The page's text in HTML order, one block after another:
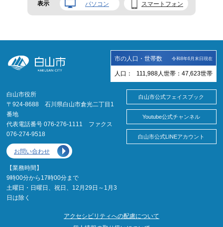
表示 パソコン スマートフォン
市の人口・世帯数 令和8年6月末日現在
人口： 111,988 人 世帯： 47,623世帯
白山市役所
〒924-8688 石川県白山市倉光二丁目1
番地
代表電話番号 076-276-1111 ファクス
076-274-9518
お問い合わせ
【業務時間】
9時00分から17時00分まで
土曜日・日曜日、祝日、12月29日～1月3
日は除く
白山市公式フェイスブック
Youtube公式チャンネル
白山市公式LINEアカウント
アクセシビリティへの配慮について